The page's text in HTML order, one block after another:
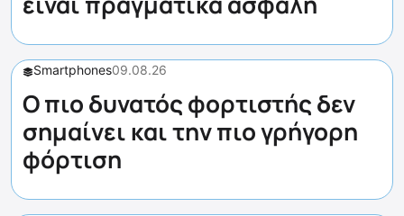
Smartphones09.08.26
Ο πιο δυνατός φορτιστής δεν
σημαίνει και την πιο γρήγορη
φόρτιση